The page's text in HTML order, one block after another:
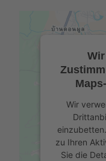
Wir
zu Ihren
Sie die